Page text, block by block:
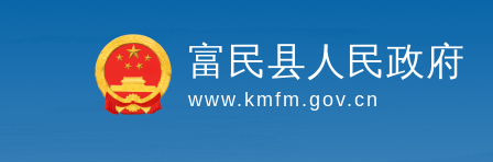
富民县人民政府
www.kmfm.gov.cn